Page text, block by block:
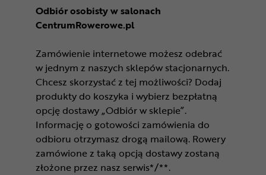
Odbiór osobisty w salonach
CentrumRowerowe.pl
Zamówienie internetowe możesz odebrać
w jednym z naszych sklepów stacjonarnych.
Chcesz skorzystać z tej możliwości? Dodaj
produkty do koszyka i wybierz bezpłatną
opcję dostawy „Odbiór w sklepie”.
Informację o gotowości zamówienia do
odbioru otrzymasz drogą mailową. Rowery
zamówione z taką opcją dostawy zostaną
złożone przez nasz serwis*/**.